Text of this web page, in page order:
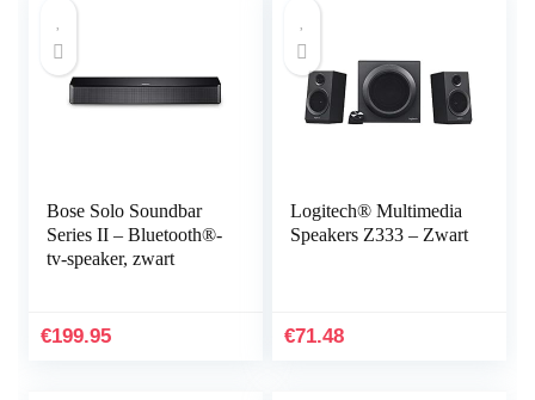
Bose Solo Soundbar
Series II – Bluetooth®-
tv-speaker, zwart
€199.95
Logitech® Multimedia
Speakers Z333 – Zwart
€71.48